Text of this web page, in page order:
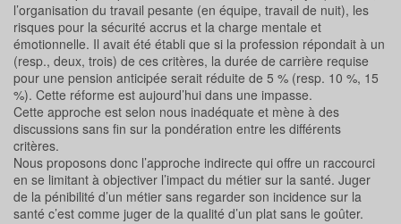
l’organisation du travail pesante (en équipe, travail de nuit), les
risques pour la sécurité accrus et la charge mentale et
émotionnelle. Il avait été établi que si la profession répondait à un
(resp., deux, trois) de ces critères, la durée de carrière requise
pour une pension anticipée serait réduite de 5 % (resp. 10 %, 15
%). Cette réforme est aujourd’hui dans une impasse.
Cette approche est selon nous inadéquate et mène à des
discussions sans fin sur la pondération entre les différents
critères.
Nous proposons donc l’approche indirecte qui offre un raccourci
en se limitant à objectiver l’impact du métier sur la santé. Juger
de la pénibilité d’un métier sans regarder son incidence sur la
santé c’est comme juger de la qualité d’un plat sans le goûter.